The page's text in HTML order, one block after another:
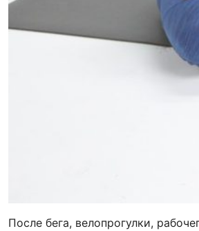
После бега, велопрогулки,